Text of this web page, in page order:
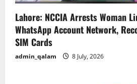
Lahore: NCCIA Arrests Woman
WhatsApp Account Network,
SIM Cards
admin_qalam 8 July, 2026